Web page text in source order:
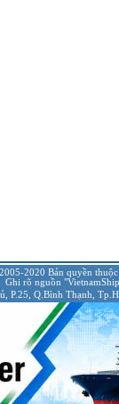
2020 Bản quyền
Ghi rõ nguồn
P.25, Q.Bình Thạnh,